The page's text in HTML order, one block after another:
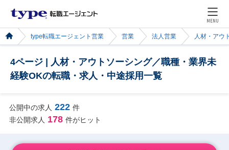
MENU
type転職エージェント営業 営業 法人営業 人材・アウ
4ページ | 人材・アウトソーシング／職種・業界未
経験OKの転職・求人・中途採用一覧
公開中の求人 222 件
非公開求人 178 件がヒット